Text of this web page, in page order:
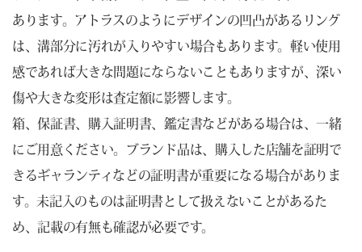
あります。アトラスのようにデザインの凹凸があるリング
は、溝部分に汚れが入りやすい場合もあります。軽い使用
感であれば大きな問題にならないこともありますが、深い
傷や大きな変形は査定額に影響します。
箱、保証書、購入証明書、鑑定書などがある場合は、一緒
にご用意ください。ブランド品は、購入した店舗を証明で
きるギャランティなどの証明書が重要になる場合がありま
す。未記入のものは証明書として扱えないことがあるた
め、記載の有無も確認が必要です。